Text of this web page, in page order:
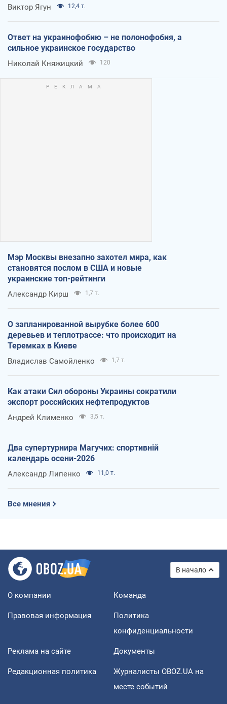
Виктор Ягун 12,4 т.
Ответ на украинофобию – не полонофобия, а
сильное украинское государство
Николай Княжицкий 120
Мэр Москвы внезапно захотел мира, как
становятся послом в США и новые
украинские топ-рейтинги
Александр Кирш 1,7 т.
О запланированной вырубке более 600
деревьев и теплотрассе: что происходит на
Теремках в Киеве
Владислав Самойленко 1,7 т.
Как атаки Сил обороны Украины сократили
экспорт российских нефтепродуктов
Андрей Клименко 3,5 т.
Два супертурнира Магучих: спортивній
календарь осени-2026
Александр Липенко 11,0 т.
Все мнения
В начало
О компании Команда
Правовая информация
Политика
конфиденциальности
Реклама на сайте Документы
Редакционная политика
Журналисты OBOZ.UA на
месте событий